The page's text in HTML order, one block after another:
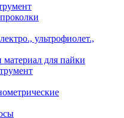
ультрофиолет.,
для пайки